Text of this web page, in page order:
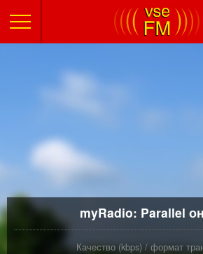
myRadio: Parallel
Качество (kbps) / формат